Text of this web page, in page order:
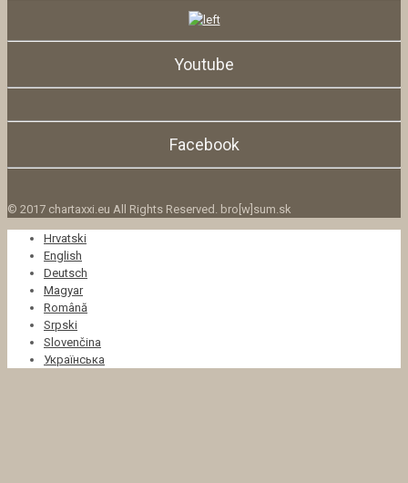
Youtube
Facebook
© 2017 chartaxxi.eu All Rights Reserved. bro[w]sum.sk
Hrvatski
English
Deutsch
Magyar
Română
Srpski
Slovenčina
Українська